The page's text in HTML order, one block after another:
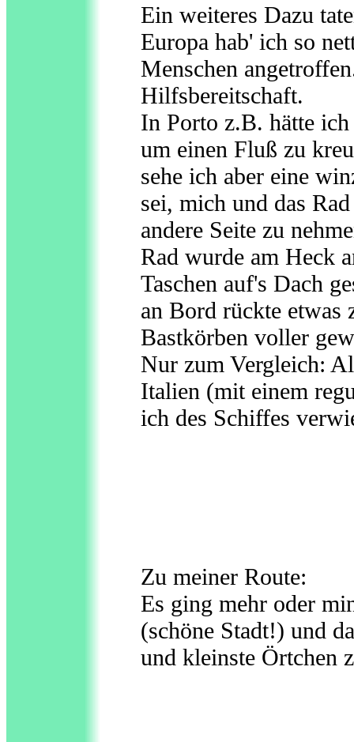
Ein weiteres Dazu
Europa hab' ich so
Menschen
Hilfsbereitschaft.
In Porto z.B. hätte
um einen Fluß zu
sehe ich aber eine
sei, mich und das
andere Seite zu
Rad wurde am Heck
Taschen auf's Dach
an Bord rückte etwas
Bastkörben voller
Nur zum Vergleich:
Italien (mit einem
ich des Schiffes
Zu meiner Route:
Es ging mehr oder
(schöne Stadt!) und
und kleinste Örtchen